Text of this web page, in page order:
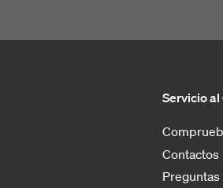
Servicio
Contactos